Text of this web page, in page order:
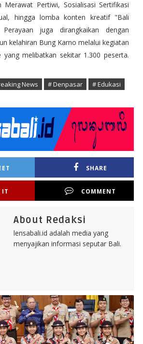
Merawat Pertiwi, Sosialisasi Sertifikasi
hingga lomba konten kreatif "Bali
juga dirangkaikan dengan
kelahiran Bung Karno melalui kegiatan
yang melibatkan sekitar 1.300 peserta.
News # Denpasar
# Edukasi
SHARE
IT COMMENT
About Redaksi
lensabali.id adalah media yang
menyajikan informasi seputar Bali.